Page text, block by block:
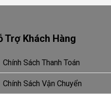
Trợ Khách Hàng
Chính Sách Thanh Toán
Chính Sách Vận Chuyển